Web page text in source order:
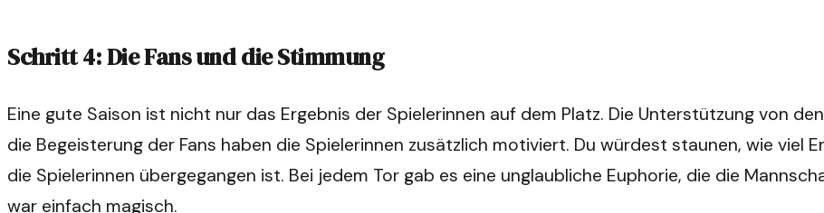
Schritt 4: Die Fans und die Stimmung
Eine gute Saison ist nicht nur das Ergebnis der Spielerinnen auf dem Platz. Die Unterstützung von
die Begeisterung der Fans haben die Spielerinnen zusätzlich motiviert. Du würdest staunen, wie viel
die Spielerinnen übergegangen ist. Bei jedem Tor gab es eine unglaubliche Euphorie, die die
war einfach magisch.